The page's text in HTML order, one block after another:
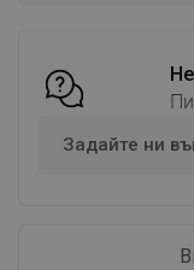
Задайте ни